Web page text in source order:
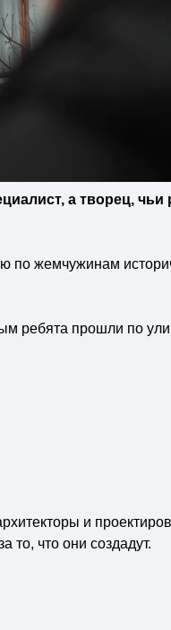
а творец,
по жемчужинам
ребята прошли по
и
то, что они создадут.